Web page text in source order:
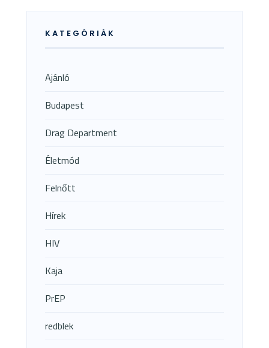
KATEGÓRIÁK
Ajánló
Budapest
Drag Department
Életmód
Felnőtt
Hírek
HIV
Kaja
PrEP
redblek